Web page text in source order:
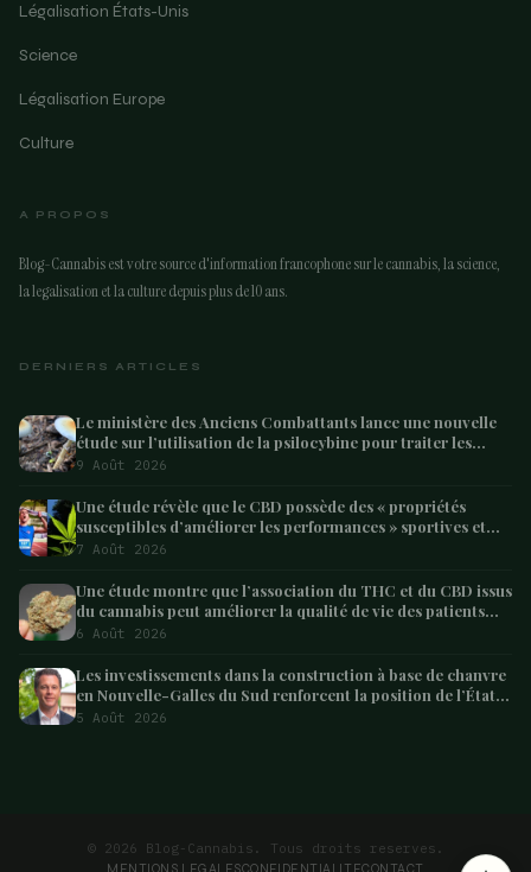
Légalisation États-Unis
Science
Légalisation Europe
Culture
A PROPOS
Blog-Cannabis est votre source d'information francophone sur le cannabis, la science,
la legalisation et la culture depuis plus de 10 ans.
DERNIERS ARTICLES
Le ministère des Anciens Combattants lance une nouvelle
étude sur l’utilisation de la psilocybine pour traiter les
anciens combattants souffrant de dépression et de
9 Août 2026
Une étude révèle que le CBD possède des « propriétés
susceptibles d’améliorer les performances » sportives et
pourrait aider les athlètes à récupérer après l’effort
7 Août 2026
Une étude montre que l’association du THC et du CBD issus
du cannabis peut améliorer la qualité de vie des patients
atteints de démence – Marijuana Moment
6 Août 2026
Les investissements dans la construction à base de chanvre
en Nouvelle-Galles du Sud renforcent la position de l’État
en tant que leader australien
5 Août 2026
© 2026 Blog-Cannabis. Tous droits reserves.